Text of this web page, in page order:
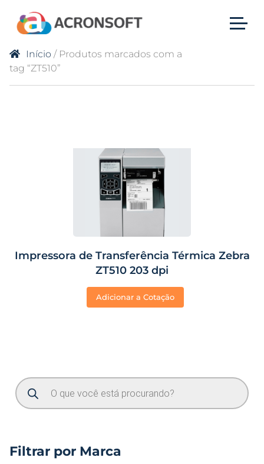
Início / Produtos marcados com a
tag “ZT510”
Impressora de Transferência Térmica Zebra
ZT510 203 dpi
Adicionar a Cotação
Filtrar por Marca